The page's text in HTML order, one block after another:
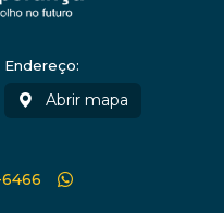
Endereço:
Abrir mapa